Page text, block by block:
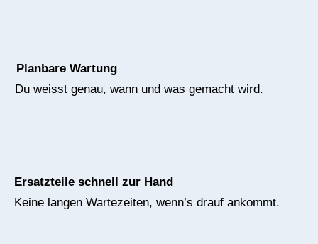
Planbare Wartung
Du weisst genau, wann und was gemacht wird.
Ersatzteile schnell zur Hand
Keine langen Wartezeiten, wenn’s drauf ankommt.